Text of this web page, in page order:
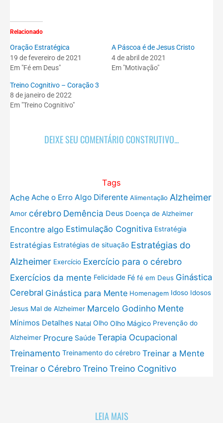
Relacionado
Oração Estratégica
19 de fevereiro de 2021
Em "Fé em Deus"
A Páscoa é de Jesus Cristo
4 de abril de 2021
Em "Motivação"
Treino Cognitivo – Coração 3
8 de janeiro de 2022
Em "Treino Cognitivo"
DEIXE SEU COMENTÁRIO CONSTRUTIVO...
Tags
Ache Ache o Erro Algo Diferente Alimentação Alzheimer
Amor cérebro Demência Deus Doença de Alzheimer
Encontre algo Estimulação Cognitiva Estratégia
Estratégias Estratégias de situação Estratégias do
Alzheimer Exercício Exercício para o cérebro
Exercícios da mente Felicidade Fé fé em Deus Ginástica
Cerebral Ginástica para Mente Homenagem Idoso Idosos
Jesus Mal de Alzheimer Marcelo Godinho Mente
Mínimos Detalhes Natal Olho Olho Mágico Prevenção do
Alzheimer Procure Saúde Terapia Ocupacional
Treinamento Treinamento do cérebro Treinar a Mente
Treinar o CérebroTreinoTreino Cognitivo
LEIA MAIS